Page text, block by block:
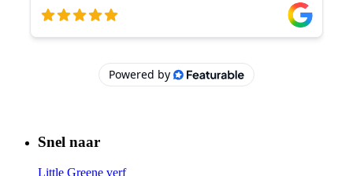
Snel naar
Little Greene verf